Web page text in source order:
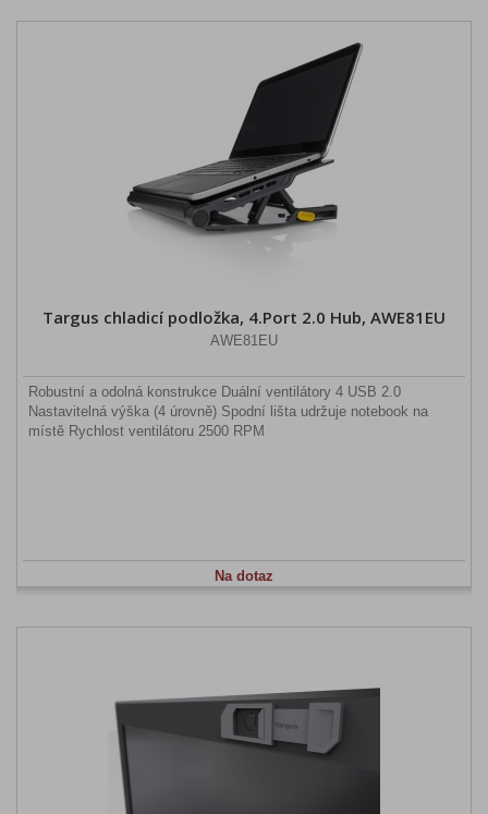
Targus chladicí podložka, 4.Port 2.0 Hub, AWE81EU
AWE81EU
Robustní a odolná konstrukce Duální ventilátory 4 USB 2.0
Nastavitelná výška (4 úrovně) Spodní lišta udržuje notebook na
místě Rychlost ventilátoru 2500 RPM
Na dotaz